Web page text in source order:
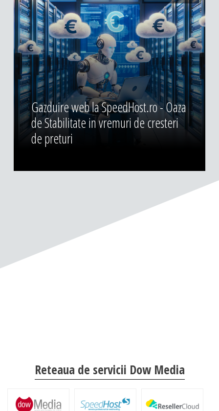
Gazduire web la SpeedHost.ro - Oaza
de Stabilitate in vremuri de cresteri
de preturi
Reteaua de servicii Dow Media